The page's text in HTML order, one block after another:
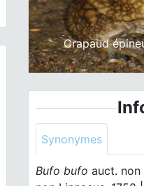
Crapaud
Synonymes
Bufo bufo auct.